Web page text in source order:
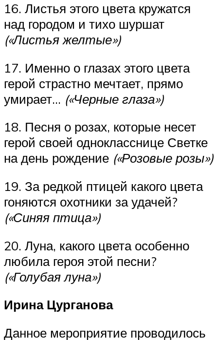
16. Листья этого цвета кружатся
над городом и тихо шуршат
(«Листья желтые»)
17. Именно о глазах этого цвета
герой страстно мечтает, прямо
умирает… («Черные глаза»)
18. Песня о розах, которые несет
герой своей однокласснице Светке
на день рождение («Розовые розы»)
19. За редкой птицей какого цвета
гоняются охотники за удачей?
(«Синяя птица»)
20. Луна, какого цвета особенно
любила героя этой песни?
(«Голубая луна»)
Ирина Цурганова
Данное мероприятие проводилось